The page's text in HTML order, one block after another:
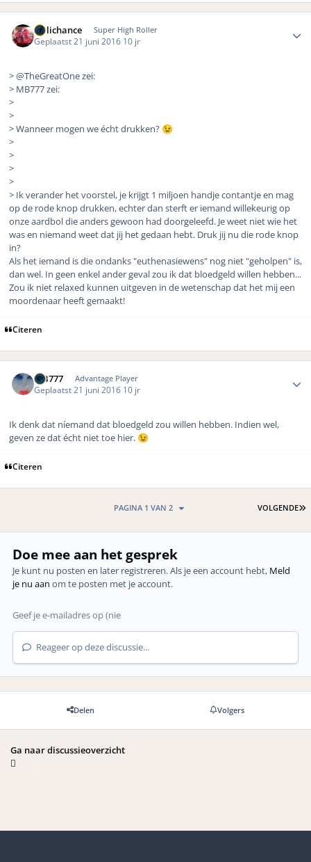
Hillichance Super High Roller
Geplaatst21 juni 2016 10 jr
> @TheGreatOne zei:
> MB777 zei:
>
>
> Wanneer mogen we écht drukken? 😉
>
>
>
>
> Ik verander het voorstel, je krijgt 1 miljoen handje contantje en mag
op de rode knop drukken, echter dan sterft er iemand willekeurig op
onze aardbol die anders gewoon had doorgeleefd. Je weet niet wie het
was en niemand weet dat jij het gedaan hebt. Druk jij nu die rode knop
in?
Als het iemand is die ondanks "euthenasiewens" nog niet "geholpen" is,
dan wel. In geen enkel ander geval zou ik dat bloedgeld willen hebben...
Zou ik niet relaxed kunnen uitgeven in de wetenschap dat het mij een
moordenaar heeft gemaakt!
Citeren
MB777 Advantage Player
Geplaatst21 juni 2016 10 jr
Ik denk dat níemand dat bloedgeld zou willen hebben. Indien wel,
geven ze dat écht niet toe hier. 😉
Citeren
VOLGENDE
PAGINA 1 VAN 2
Doe mee aan het gesprek
Je kunt nu posten en later registreren. Als je een account hebt, Meld
je nu aan om te posten met je account.
Reageer op deze discussie...
Delen Volgers
Ga naar discussieoverzicht